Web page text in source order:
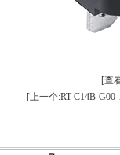
[查
[上一个:RT-C14B-